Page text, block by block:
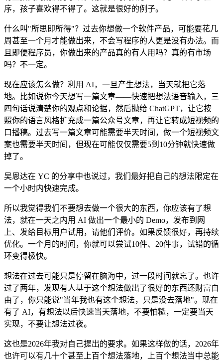
序，孩子喜欢得不得了。这就是很好的例子。
什么叫"所思即所得"？过去你想做一个软件产品，可能要花几
周甚至一个月才能做出来，不会写程序的人更是没有办法。而
且即便程序员，你做出来的产品真的有人用吗？真的有市场
吗？不一定。
现在应该怎么做？利用 AI，一旦产生想法，当天就把它落
地。比如说你今天想写一篇文章——快速把想法语音输入，三
四句话说清楚你的观点和论据，然后抛给 ChatGPT，让它按
照你的语言风格扩充成一篇公众号文章，再让它转成短视频的
口播稿。过去写一篇文章可能需要半天时间，做一个短视频文
案也需要半天时间，但现在可能仅仅需要5到10分钟就快速做
掉了。
吴恩达在 YC 的分享中也说过，我们最好把自己的想法限定在
一个小时内快速完成。
所以我觉得我们不要想去做一个很大的东西，你应该有了想
法，就在一天之内用 AI 做出一个最小的 Demo，发布到网
上、发给目标用户试用，请他们评价。如果反馈很好，再持续
优化。一个月的时间，你就可以尝试10件、20件事，试错的循
环变得极快。
想法在过去可能只是停留在脑海中，过一段时间就忘了。也许
过了两年，发现有人基于这个想法做出了很好的东西还财富自
由了，你只能说"当年我也有这个想法，只是没去落地"。现在
有了 AI，有想法以后快速当天落地，不要怕糙，一定要当天
实现，不要让想法过夜。
这也是2026年我对自己提出的要求。如果这样做的话，2026年
也许可以有几十个甚至上百个想法落地，上百个想法当中总能